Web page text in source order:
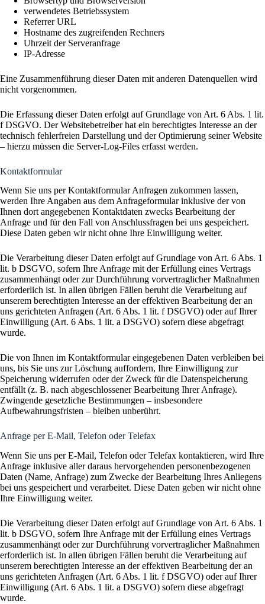
verwendetes Betriebssystem
Referrer URL
Hostname des zugreifenden Rechners
Uhrzeit der Serveranfrage
IP-Adresse
Eine Zusammenführung dieser Daten mit anderen Datenquellen wird
nicht vorgenommen.
Die Erfassung dieser Daten erfolgt auf Grundlage von Art. 6 Abs. 1 lit.
f DSGVO. Der Websitebetreiber hat ein berechtigtes Interesse an der
technisch fehlerfreien Darstellung und der Optimierung seiner Website
– hierzu müssen die Server-Log-Files erfasst werden.
Kontaktformular
Wenn Sie uns per Kontaktformular Anfragen zukommen lassen,
werden Ihre Angaben aus dem Anfrageformular inklusive der von
Ihnen dort angegebenen Kontaktdaten zwecks Bearbeitung der
Anfrage und für den Fall von Anschlussfragen bei uns gespeichert.
Diese Daten geben wir nicht ohne Ihre Einwilligung weiter.
Die Verarbeitung dieser Daten erfolgt auf Grundlage von Art. 6 Abs. 1
lit. b DSGVO, sofern Ihre Anfrage mit der Erfüllung eines Vertrags
zusammenhängt oder zur Durchführung vorvertraglicher Maßnahmen
erforderlich ist. In allen übrigen Fällen beruht die Verarbeitung auf
unserem berechtigten Interesse an der effektiven Bearbeitung der an
uns gerichteten Anfragen (Art. 6 Abs. 1 lit. f DSGVO) oder auf Ihrer
Einwilligung (Art. 6 Abs. 1 lit. a DSGVO) sofern diese abgefragt
wurde.
Die von Ihnen im Kontaktformular eingegebenen Daten verbleiben bei
uns, bis Sie uns zur Löschung auffordern, Ihre Einwilligung zur
Speicherung widerrufen oder der Zweck für die Datenspeicherung
entfällt (z. B. nach abgeschlossener Bearbeitung Ihrer Anfrage).
Zwingende gesetzliche Bestimmungen – insbesondere
Aufbewahrungsfristen – bleiben unberührt.
Anfrage per E-Mail, Telefon oder Telefax
Wenn Sie uns per E-Mail, Telefon oder Telefax kontaktieren, wird Ihre
Anfrage inklusive aller daraus hervorgehenden personenbezogenen
Daten (Name, Anfrage) zum Zwecke der Bearbeitung Ihres Anliegens
bei uns gespeichert und verarbeitet. Diese Daten geben wir nicht ohne
Ihre Einwilligung weiter.
Die Verarbeitung dieser Daten erfolgt auf Grundlage von Art. 6 Abs. 1
lit. b DSGVO, sofern Ihre Anfrage mit der Erfüllung eines Vertrags
zusammenhängt oder zur Durchführung vorvertraglicher Maßnahmen
erforderlich ist. In allen übrigen Fällen beruht die Verarbeitung auf
unserem berechtigten Interesse an der effektiven Bearbeitung der an
uns gerichteten Anfragen (Art. 6 Abs. 1 lit. f DSGVO) oder auf Ihrer
Einwilligung (Art. 6 Abs. 1 lit. a DSGVO) sofern diese abgefragt
wurde.